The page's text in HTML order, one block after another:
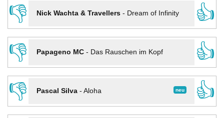
👎
Nick Wachta & Travellers- Dream of Infinity
👍
👎
Papageno MC- Das Rauschen im Kopf
👍
👎
neu
Pascal Silva- Aloha
👍